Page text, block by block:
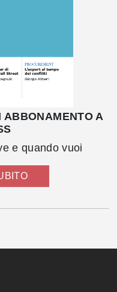
ABBONAMENTO A
e quando vuoi